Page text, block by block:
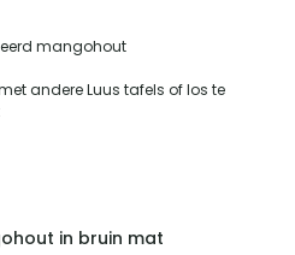
mangohout
andere Luus tafels of los te
in bruin mat